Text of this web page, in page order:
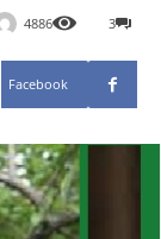
3
4886
Facebook